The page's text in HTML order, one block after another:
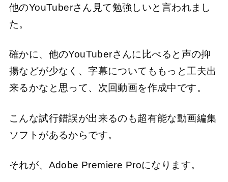
他のYouTuberさん見て勉強しいと言われまし
た。
確かに、他のYouTuberさんに比べると声の抑
揚などが少なく、字幕についてももっと工夫出
来るかなと思って、次回動画を作成中です。
こんな試行錯誤が出来るのも超有能な動画編集
ソフトがあるからです。
それが、Adobe Premiere Proになります。